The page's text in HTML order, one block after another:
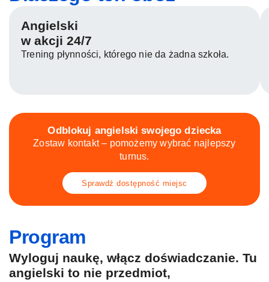
Angielski
w akcji 24/7
Trening płynności, którego nie da żadna szkoła.
Odblokuj angielski swojego dziecka
Zostaw kontakt – pomożemy wybrać najlepszy
turnus.
Sprawdź dostępność miejsc
Program
Wyloguj naukę, włącz doświadczanie. Tu
angielski to nie przedmiot,